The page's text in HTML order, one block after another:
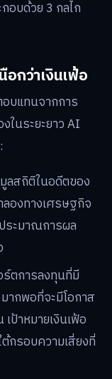
อบด้วย 3 กลไก
อกว่าเงินเฟ้อ
บแทนจากการ
ในระยะยาว AI
ลสถิติในอดีตของ
องทางเศรษฐกิจ
ระมาณการผล
ตการลงทุนที่มี
ากพอที่จะมีโอกาส
ป้าหมายเงินเฟ้อ
กรอบความเสี่ยงที่